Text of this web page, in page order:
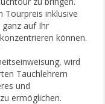
Tourpreis inklusive
auf Ihr
können.
wird
Tauchlehrern
und
ermöglichen.